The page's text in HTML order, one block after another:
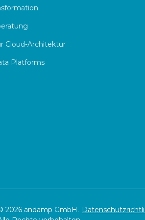
Cloud-Architektur
Platforms
2026 andamp GmbH.